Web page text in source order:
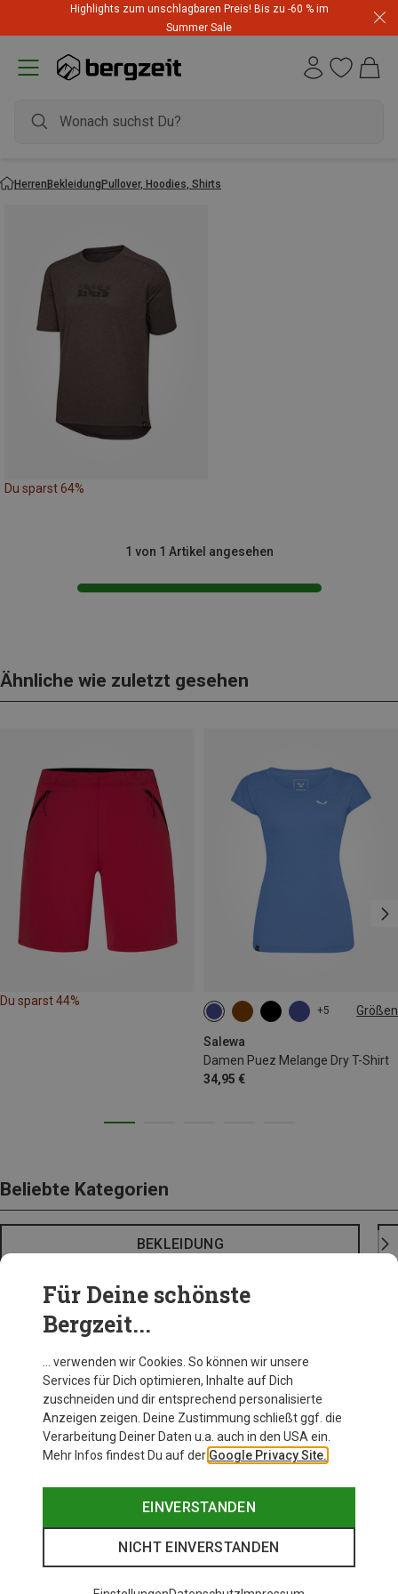
Highlights zum unschlagbaren Preis! Bis zu -60 % im
Summer Sale
HerrenBekleidungPullover, Hoodies, Shirts
Du sparst 64%
1 von 1 Artikel angesehen
Ähnliche wie zuletzt gesehen
Du sparst 44%
+5 Größen
Salewa
Damen Puez Melange Dry T-Shirt
34,95 €
XS S M
Beliebte Kategorien
BEKLEIDUNG
Für Deine schönste
Bergzeit...
… verwenden wir Cookies. So können wir unsere
Services für Dich optimieren, Inhalte auf Dich
zuschneiden und dir entsprechend personalisierte
Anzeigen zeigen. Deine Zustimmung schließt ggf. die
Verarbeitung Deiner Daten u.a. auch in den USA ein.
Mehr Infos findest Du auf der Google Privacy Site.
EINVERSTANDEN
NICHT EINVERSTANDEN